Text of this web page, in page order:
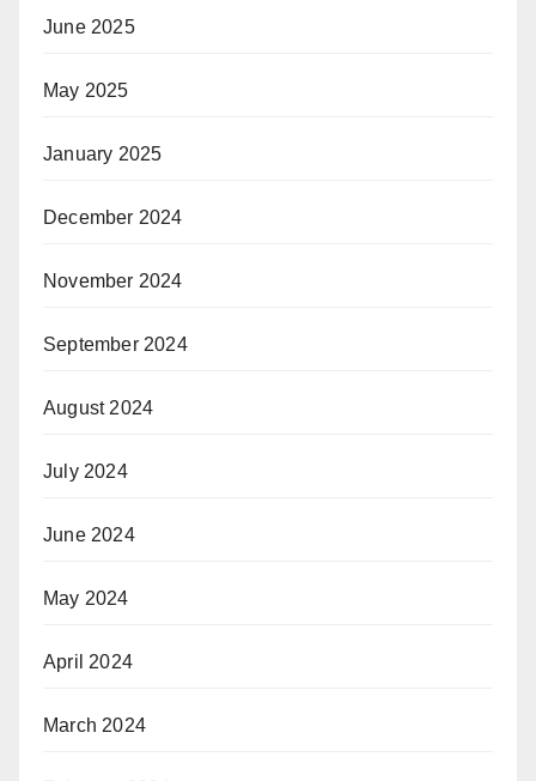
June 2025
May 2025
January 2025
December 2024
November 2024
September 2024
August 2024
July 2024
June 2024
May 2024
April 2024
March 2024